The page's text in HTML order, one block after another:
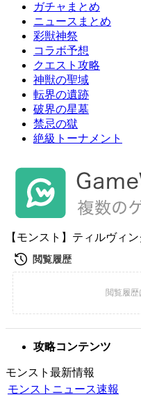
ガチャまとめ
ニュースまとめ
彩獣神祭
コラボ予想
クエスト攻略
神獣の聖域
転界の遺跡
破界の星墓
禁忌の獄
絶級トーナメント
【モンスト】ティルヴィ
攻略コンテンツ
モンスト最新情報
モンストニュース速報